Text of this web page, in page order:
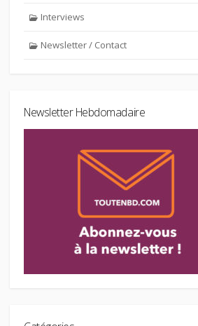
Interviews
Newsletter / Contact
Newsletter Hebdomadaire